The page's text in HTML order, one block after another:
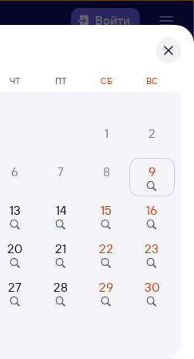
Войти
найтиж/д
— Лена
поезда
ЧТ ПТ СБ ВС
1
2
6 7 8 9
13 14 15 16
20 21 22 23
27 28 29 30